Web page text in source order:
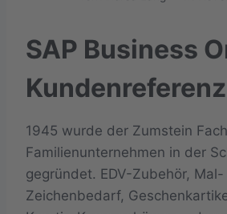
SAP Business
1945 wurde der Zumstein
Familienunternehmen in der
gegründet. EDV-Zubehör, Mal-
Zeichenbedarf,